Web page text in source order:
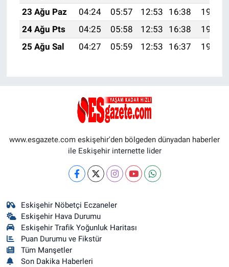
23 Ağu Paz
04:24 05:57 12:53 16:38
19:40
24 Ağu Pts
04:25 05:58 12:53 16:38
19:39
25 Ağu Sal
04:27 05:59 12:53 16:37 19:37
www.esgazete.com eskişehir'den bölgeden dünyadan haberler
ile Eskişehir internette lider
Eskişehir Nöbetçi Eczaneler
Eskişehir Hava Durumu
Eskişehir Trafik Yoğunluk Haritası
Puan Durumu ve Fikstür
Tüm Manşetler
Son Dakika Haberleri